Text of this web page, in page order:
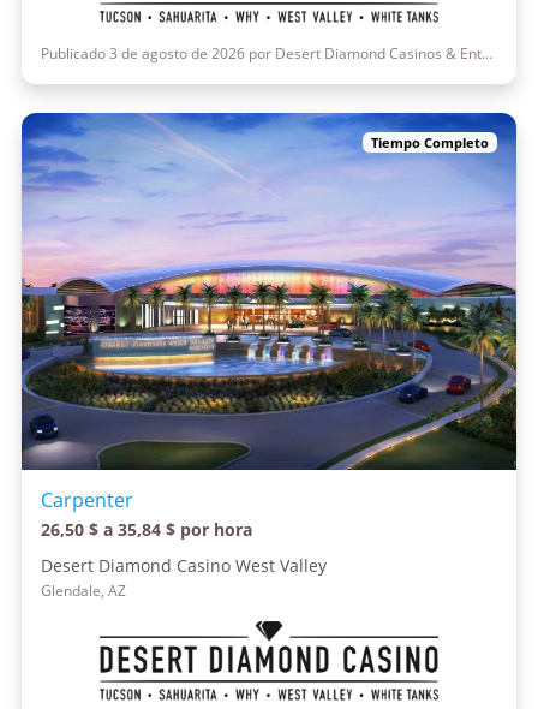
Publicado 3 de agosto de 2026 por Desert Diamond Casinos & Entertainment
Tiempo Completo
Carpenter
26,50 $ a 35,84 $ por hora
Desert Diamond Casino West Valley
Glendale, AZ